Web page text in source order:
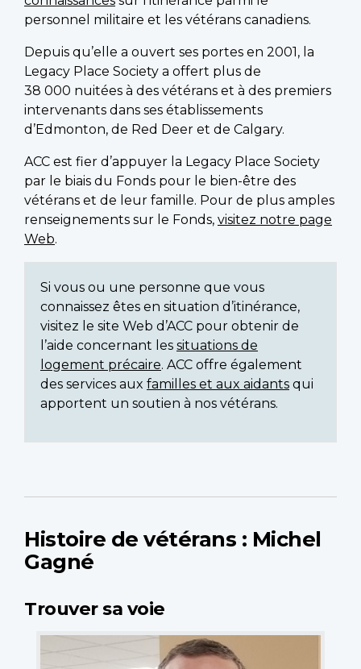
personnel militaire et les vétérans canadiens.
Depuis qu’elle a ouvert ses portes en 2001, la
Legacy Place Society a offert plus de
38 000 nuitées à des vétérans et à des premiers
intervenants dans ses établissements
d’Edmonton, de Red Deer et de Calgary.
ACC est fier d’appuyer la Legacy Place Society
par le biais du Fonds pour le bien-être des
vétérans et de leur famille. Pour de plus amples
renseignements sur le Fonds, visitez notre page
Web.
Si vous ou une personne que vous
connaissez êtes en situation d’itinérance,
visitez le site Web d’ACC pour obtenir de
l’aide concernant les situations de
logement précaire. ACC offre également
des services aux familles et aux aidants qui
apportent un soutien à nos vétérans.
Histoire de vétérans : Michel
Gagné
Trouver sa voie